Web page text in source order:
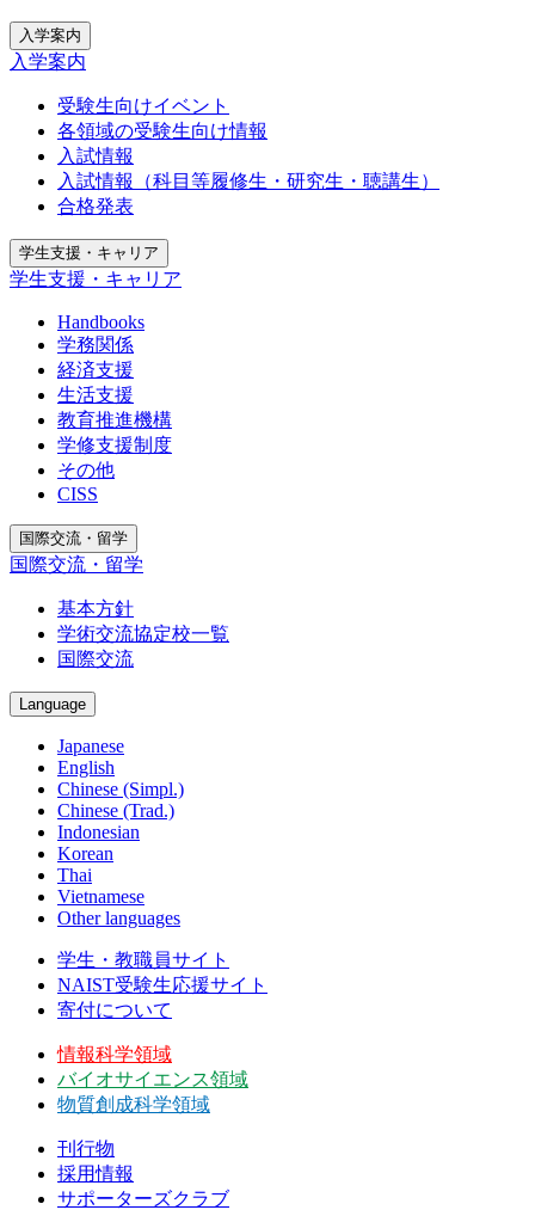
入学案内
入学案内
受験生向けイベント
各領域の受験生向け情報
入試情報
入試情報（科目等履修生・研究生・聴講生）
合格発表
学生支援・キャリア
学生支援・キャリア
Handbooks
学務関係
経済支援
生活支援
教育推進機構
学修支援制度
その他
CISS
国際交流・留学
国際交流・留学
基本方針
学術交流協定校一覧
国際交流
Language
Japanese
English
Chinese (Simpl.)
Chinese (Trad.)
Indonesian
Korean
Thai
Vietnamese
Other languages
学生・教職員サイト
NAIST受験生応援サイト
寄付について
情報科学領域
バイオサイエンス領域
物質創成科学領域
刊行物
採用情報
サポーターズクラブ